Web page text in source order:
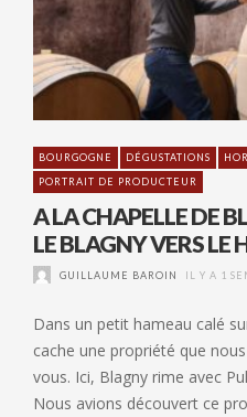
BOURGOGNE DÉGUSTATIONS
PORTRAIT DE PRODUCTEUR
A LA CHAPELLE DE
LE BLAGNY VERS LE
GUILLAUME BAROIN IL Y A 1
Dans un petit hameau calé
cache une propriété que
vous. Ici, Blagny rime avec
Nous avions découvert ce